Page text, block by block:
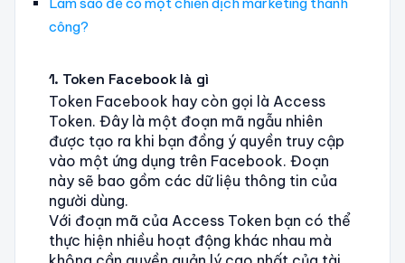
Làm sao để có một chiến dịch marketing thành
công?
1. Token Facebook là gì
Token Facebook hay còn gọi là Access
Token. Đây là một đoạn mã ngẫu nhiên
được tạo ra khi bạn đồng ý quyền truy cập
vào một ứng dụng trên Facebook. Đoạn
này sẽ bao gồm các dữ liệu thông tin của
người dùng.
Với đoạn mã của Access Token bạn có thể
thực hiện nhiều hoạt động khác nhau mà